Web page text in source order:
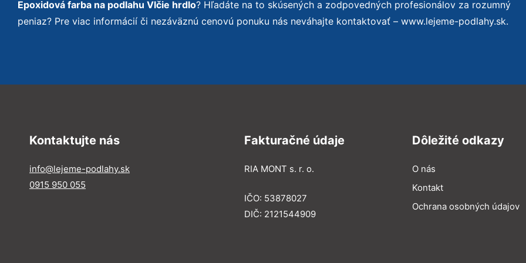
Epoxidová farba na podlahu Vlčie hrdlo? Hľadáte na to skúsených a zodpovedných profesionálov za rozumný
peniaz? Pre viac informácií či nezáväznú cenovú ponuku nás neváhajte kontaktovať – www.lejeme-podlahy.sk.
Kontaktujte nás
info@lejeme-podlahy.sk
0915 950 055
Fakturačné údaje
RIA MONT s. r. o.
IČO: 53878027
DIČ: 2121544909
Dôležité odkazy
O nás
Kontakt
Ochrana osobných údajov